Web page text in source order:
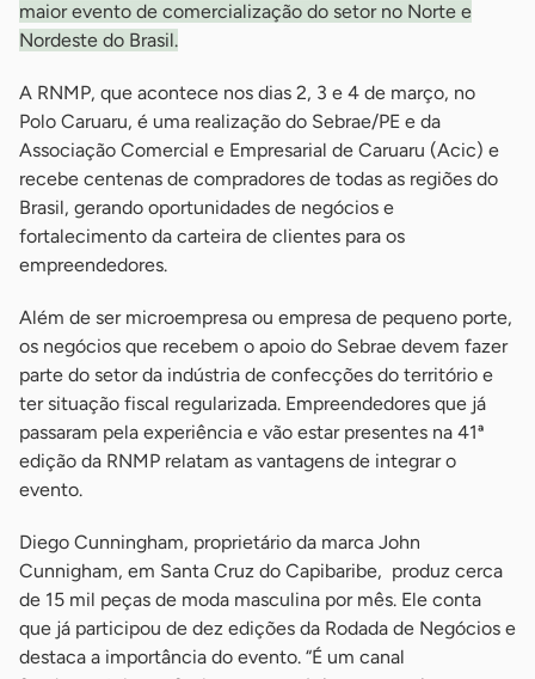
maior evento de comercialização do setor no Norte e
Nordeste do Brasil.
A RNMP, que acontece nos dias 2, 3 e 4 de março, no
Polo Caruaru, é uma realização do Sebrae/PE e da
Associação Comercial e Empresarial de Caruaru (Acic) e
recebe centenas de compradores de todas as regiões do
Brasil, gerando oportunidades de negócios e
fortalecimento da carteira de clientes para os
empreendedores.
Além de ser microempresa ou empresa de pequeno porte,
os negócios que recebem o apoio do Sebrae devem fazer
parte do setor da indústria de confecções do território e
ter situação fiscal regularizada. Empreendedores que já
passaram pela experiência e vão estar presentes na 41ª
edição da RNMP relatam as vantagens de integrar o
evento.
Diego Cunningham, proprietário da marca John
Cunnigham, em Santa Cruz do Capibaribe, produz cerca
de 15 mil peças de moda masculina por mês. Ele conta
que já participou de dez edições da Rodada de Negócios e
destaca a importância do evento. “É um canal